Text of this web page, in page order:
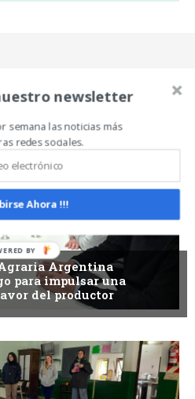
ALL
Argentina
para impulsar una
del productor
newsletter
semana las noticias más
redes sociales.
Ahora !!!